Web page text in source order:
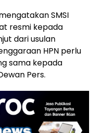
SMSI
resmi kepada
dari usulan
HPN perlu
sama kepada
Pers.